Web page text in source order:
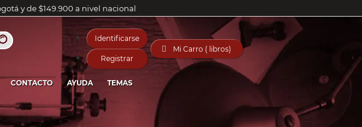
y de $149.900 a nivel nacional
Identificarse
Registrar
 Mi Carro ( libros)
CONTACTO AYUDA TEMAS